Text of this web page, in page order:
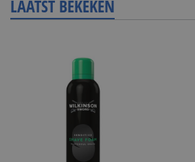
LAATST BEKEKEN